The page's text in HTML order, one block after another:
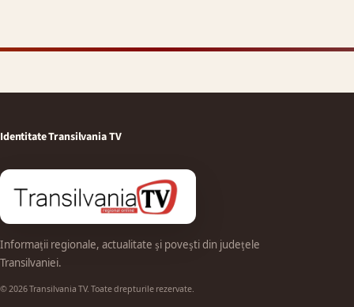
Identitate Transilvania TV
Informații regionale, actualitate și povești din județele
Transilvaniei.
© 2026 Transilvania TV. Toate drepturile rezervate.